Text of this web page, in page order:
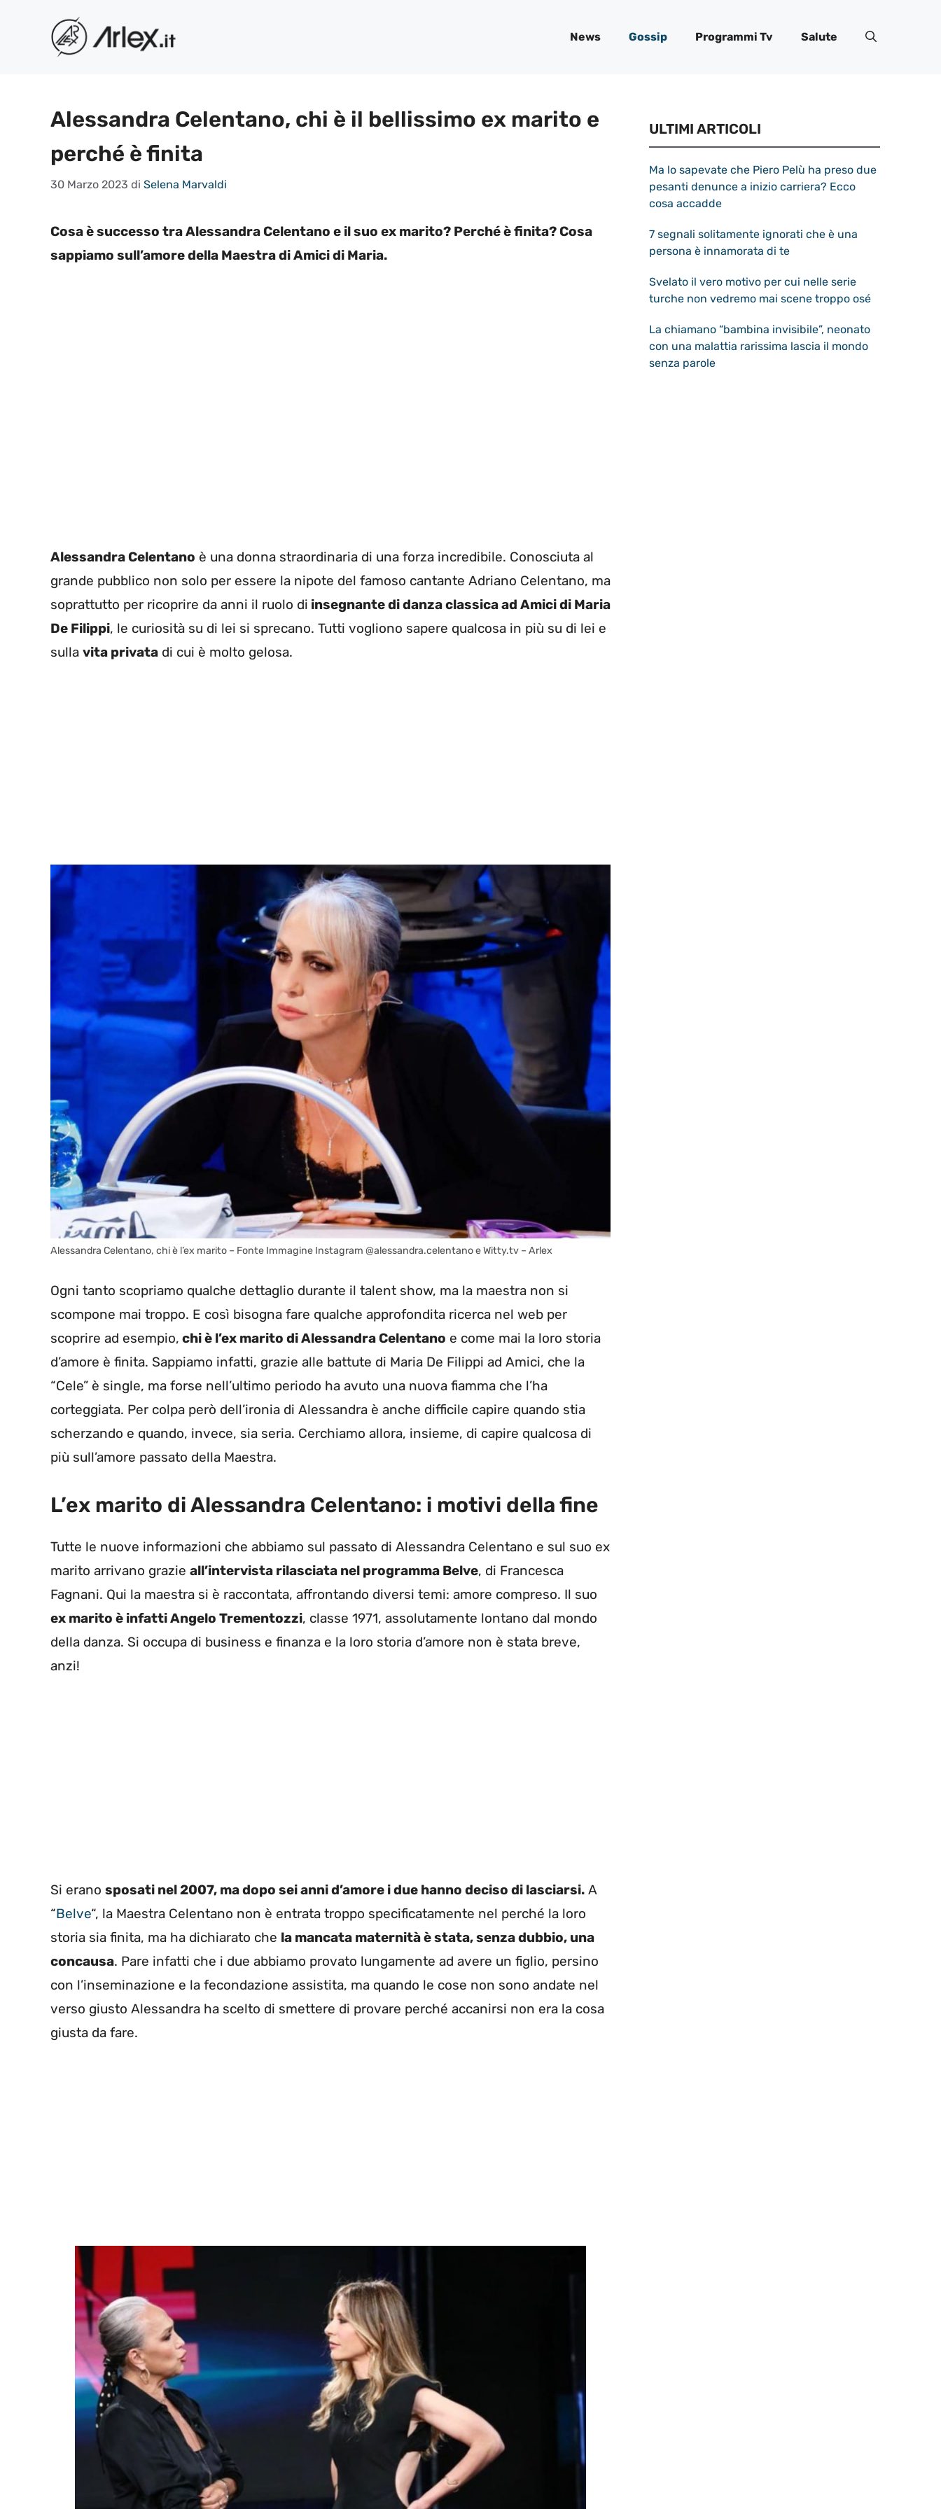
contenuto
News Gossip Programmi Tv Salute
Alessandra Celentano, chi è il bellissimo ex marito e
perché è finita
30 Marzo 2023 di Selena Marvaldi
Cosa è successo tra Alessandra Celentano e il suo ex marito? Perché è finita? Cosa
sappiamo sull’amore della Maestra di Amici di Maria.
Alessandra Celentano è una donna straordinaria di una forza incredibile. Conosciuta al
grande pubblico non solo per essere la nipote del famoso cantante Adriano Celentano, ma
soprattutto per ricoprire da anni il ruolo di insegnante di danza classica ad Amici di Maria
De Filippi, le curiosità su di lei si sprecano. Tutti vogliono sapere qualcosa in più su di lei e
sulla vita privata di cui è molto gelosa.
Alessandra Celentano, chi è l’ex marito – Fonte Immagine Instagram @alessandra.celentano e Witty.tv – Arlex
Ogni tanto scopriamo qualche dettaglio durante il talent show, ma la maestra non si
scompone mai troppo. E così bisogna fare qualche approfondita ricerca nel web per
scoprire ad esempio, chi è l’ex marito di Alessandra Celentano e come mai la loro storia
d’amore è finita. Sappiamo infatti, grazie alle battute di Maria De Filippi ad Amici, che la
“Cele” è single, ma forse nell’ultimo periodo ha avuto una nuova fiamma che l’ha
corteggiata. Per colpa però dell’ironia di Alessandra è anche difficile capire quando stia
scherzando e quando, invece, sia seria. Cerchiamo allora, insieme, di capire qualcosa di
più sull’amore passato della Maestra.
L’ex marito di Alessandra Celentano: i motivi della fine
Tutte le nuove informazioni che abbiamo sul passato di Alessandra Celentano e sul suo ex
marito arrivano grazie all’intervista rilasciata nel programma Belve, di Francesca
Fagnani. Qui la maestra si è raccontata, affrontando diversi temi: amore compreso. Il suo
ex marito è infatti Angelo Trementozzi, classe 1971, assolutamente lontano dal mondo
della danza. Si occupa di business e finanza e la loro storia d’amore non è stata breve,
anzi!
Si erano sposati nel 2007, ma dopo sei anni d’amore i due hanno deciso di lasciarsi. A
“Belve“, la Maestra Celentano non è entrata troppo specificatamente nel perché la loro
storia sia finita, ma ha dichiarato che la mancata maternità è stata, senza dubbio, una
concausa. Pare infatti che i due abbiamo provato lungamente ad avere un figlio, persino
con l’inseminazione e la fecondazione assistita, ma quando le cose non sono andate nel
verso giusto Alessandra ha scelto di smettere di provare perché accanirsi non era la cosa
giusta da fare.
ULTIMI ARTICOLI
Ma lo sapevate che Piero Pelù ha preso due
pesanti denunce a inizio carriera? Ecco
cosa accadde
7 segnali solitamente ignorati che è una
persona è innamorata di te
Svelato il vero motivo per cui nelle serie
turche non vedremo mai scene troppo osé
La chiamano “bambina invisibile”, neonato
con una malattia rarissima lascia il mondo
senza parole